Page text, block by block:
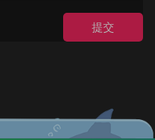
提交